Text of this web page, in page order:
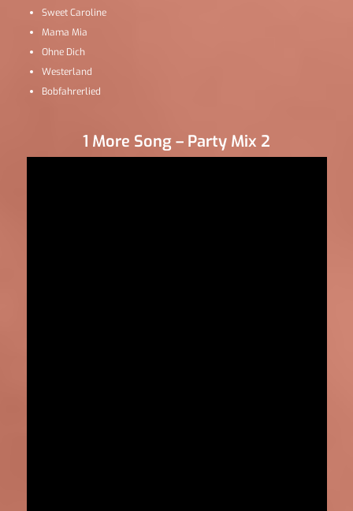
Sweet Caroline
Mama Mia
Ohne Dich
Westerland
Bobfahrerlied
1 More Song – Party Mix 2